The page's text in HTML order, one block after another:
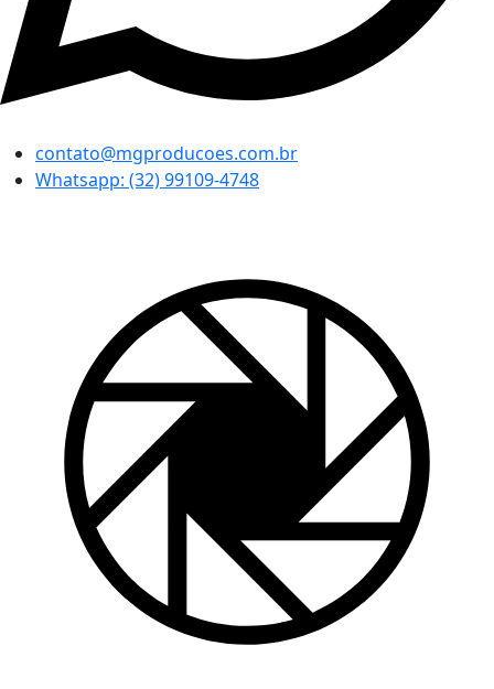
contato@mgproducoes.com.br
Whatsapp: (32) 99109-4748